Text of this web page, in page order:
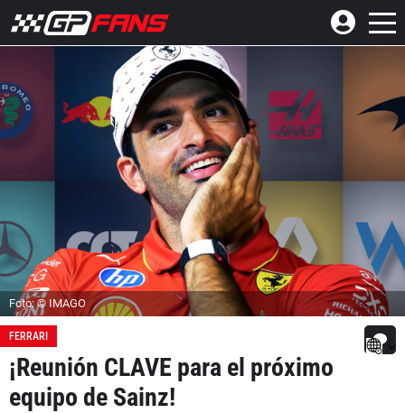
Foto: © IMAGO
FERRARI
¡Reunión CLAVE para el próximo
equipo de Sainz!